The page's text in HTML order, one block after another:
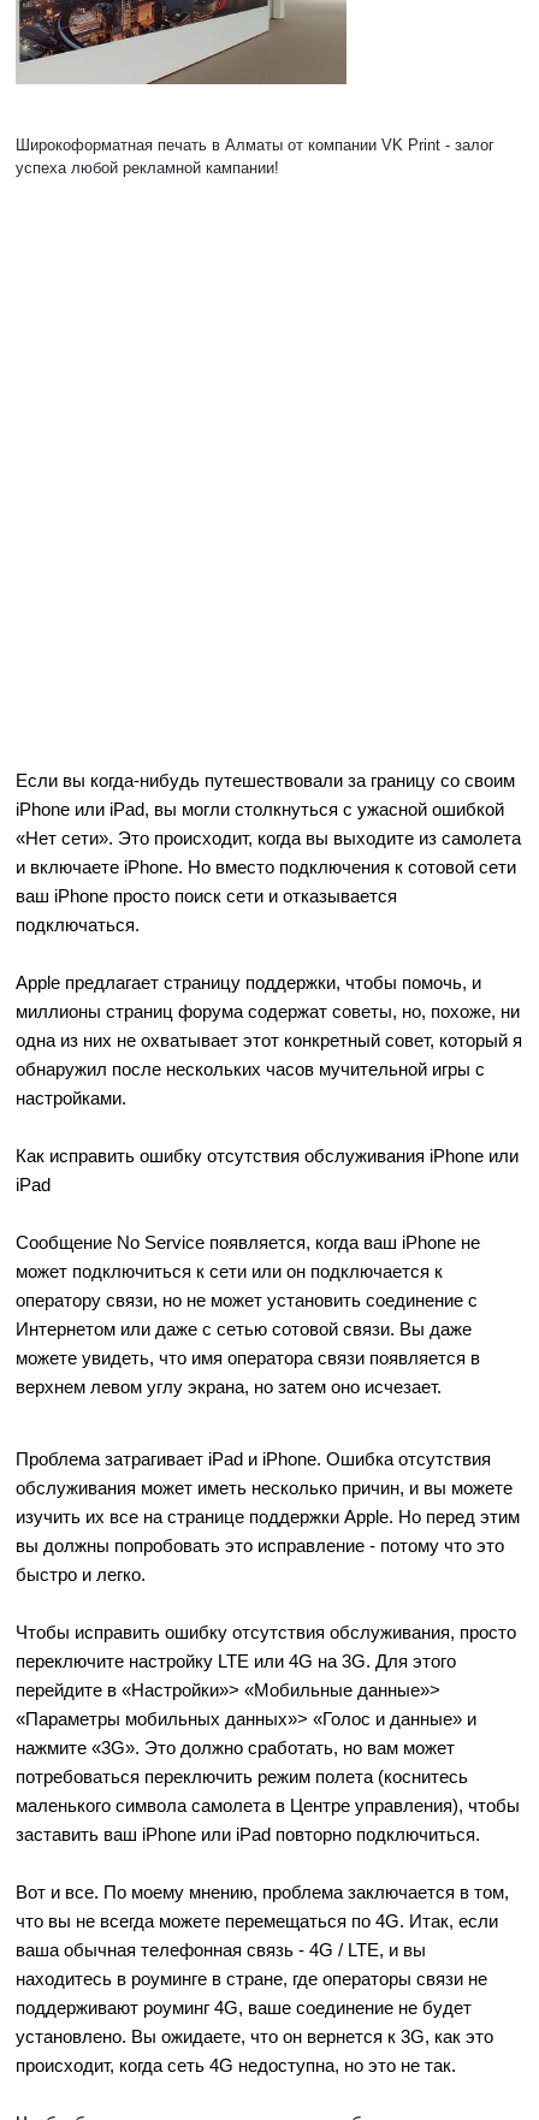
Широкоформатная печать в Алматы от компании VK Print - залог
успеха любой рекламной кампании!
Если вы когда-нибудь путешествовали за границу со своим
iPhone или iPad, вы могли столкнуться с ужасной ошибкой
«Нет сети». Это происходит, когда вы выходите из самолета
и включаете iPhone. Но вместо подключения к сотовой сети
ваш iPhone просто поиск сети и отказывается
подключаться.
Apple предлагает страницу поддержки, чтобы помочь, и
миллионы страниц форума содержат советы, но, похоже, ни
одна из них не охватывает этот конкретный совет, который я
обнаружил после нескольких часов мучительной игры с
настройками.
Как исправить ошибку отсутствия обслуживания iPhone или
iPad
Сообщение No Service появляется, когда ваш iPhone не
может подключиться к сети или он подключается к
оператору связи, но не может установить соединение с
Интернетом или даже с сетью сотовой связи. Вы даже
можете увидеть, что имя оператора связи появляется в
верхнем левом углу экрана, но затем оно исчезает.
Проблема затрагивает iPad и iPhone. Ошибка отсутствия
обслуживания может иметь несколько причин, и вы можете
изучить их все на странице поддержки Apple. Но перед этим
вы должны попробовать это исправление - потому что это
быстро и легко.
Чтобы исправить ошибку отсутствия обслуживания, просто
переключите настройку LTE или 4G на 3G. Для этого
перейдите в «Настройки»> «Мобильные данные»>
«Параметры мобильных данных»> «Голос и данные» и
нажмите «3G». Это должно сработать, но вам может
потребоваться переключить режим полета (коснитесь
маленького символа самолета в Центре управления), чтобы
заставить ваш iPhone или iPad повторно подключиться.
Вот и все. По моему мнению, проблема заключается в том,
что вы не всегда можете перемещаться по 4G. Итак, если
ваша обычная телефонная связь - 4G / LTE, и вы
находитесь в роуминге в стране, где операторы связи не
поддерживают роуминг 4G, ваше соединение не будет
установлено. Вы ожидаете, что он вернется к 3G, как это
происходит, когда сеть 4G недоступна, но это не так.